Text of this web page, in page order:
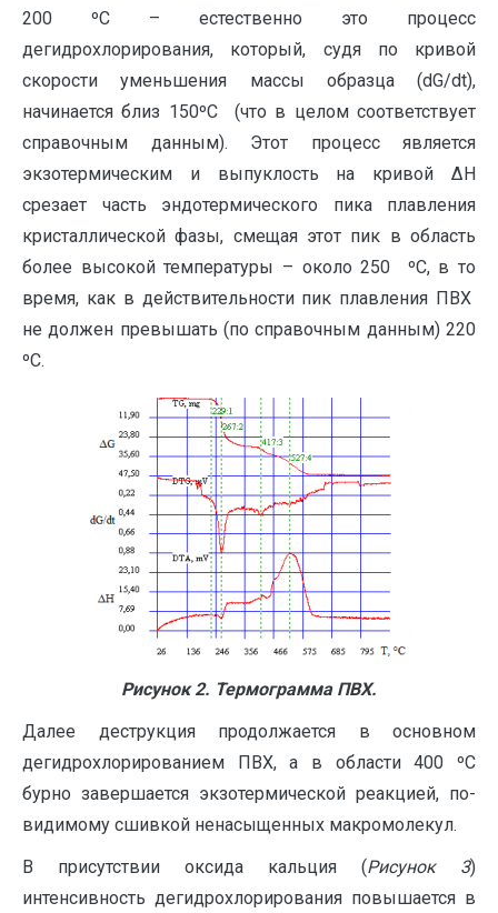
200 ºС – естественно это процесс
дегидрохлорирования, который, судя по кривой
скорости уменьшения массы образца (dG/dt),
начинается близ 150ºС (что в целом соответствует
справочным данным). Этот процесс является
экзотермическим и выпуклость на кривой ΔН
срезает часть эндотермического пика плавления
кристаллической фазы, смещая этот пик в область
более высокой температуры – около 250 ºС, в то
время, как в действительности пик плавления ПВХ
не должен превышать (по справочным данным) 220
ºС.
Рисунок 2. Термограмма ПВХ.
Далее деструкция продолжается в основном
дегидрохлорированием ПВХ, а в области 400 ºС
бурно завершается экзотермической реакцией, по-
видимому сшивкой ненасыщенных макромолекул.
В присутствии оксида кальция (Рисунок 3)
интенсивность дегидрохлорирования повышается в